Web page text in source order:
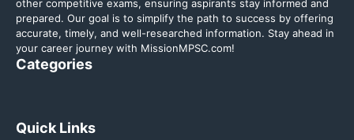
other competitive exams, ensuring aspirants stay informed and
prepared. Our goal is to simplify the path to success by offering
accurate, timely, and well-researched information. Stay ahead in
your career journey with MissionMPSC.com!
Categories
Quick Links